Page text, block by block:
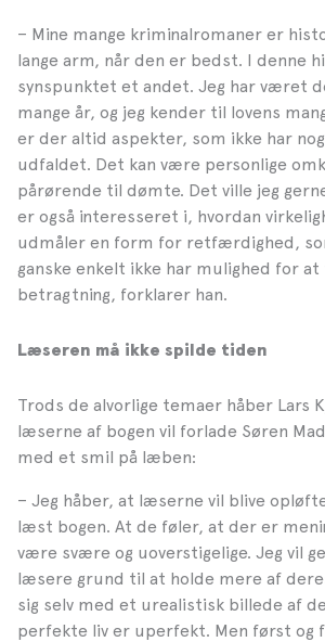
– Mine mange kriminalromaner er
lange arm, når den er bedst. I denne
synspunktet et andet. Jeg har været
mange år, og jeg kender til lovens
er der altid aspekter, som ikke har
udfaldet. Det kan være personlige
pårørende til dømte. Det ville jeg
er også interesseret i, hvordan
udmåler en form for retfærdighed,
ganske enkelt ikke har mulighed for at
betragtning, forklarer han.
Læseren må ikke spilde tiden
Trods de alvorlige temaer håber Lars
læserne af bogen vil forlade Søren
med et smil på læben:
– Jeg håber, at læserne vil blive
læst bogen. At de føler, at der er
være svære og uoverstigelige. Jeg vil
læsere grund til at holde mere af
sig selv med et urealistisk billede af
perfekte liv er uperfekt. Men først og